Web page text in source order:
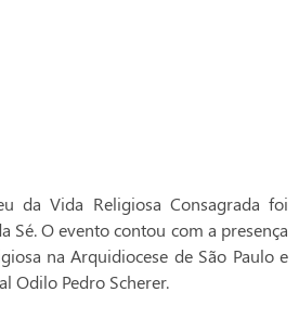
da Vida Religiosa Consagrada foi
Sé. O evento contou com a presença
na Arquidiocese de São Paulo e
Odilo Pedro Scherer.